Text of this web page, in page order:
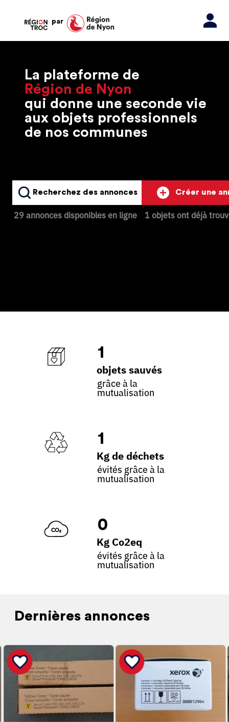
par
La plateforme de
Région de Nyon
qui donne une seconde vie
aux objets professionnels
de nos communes
Recherchez des annonces
29 annonces disponibles en ligne
Créer une
1 objets ont déjà
1
objets sauvés
grâce à la
mutualisation
1
Kg de déchets
évités grâce à la
mutualisation
0
Kg Co2eq
évités grâce à la
mutualisation
Dernières annonces